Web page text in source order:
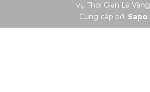
vụ Thời Gian Là Vàng
Cung cấp bởi Sapo